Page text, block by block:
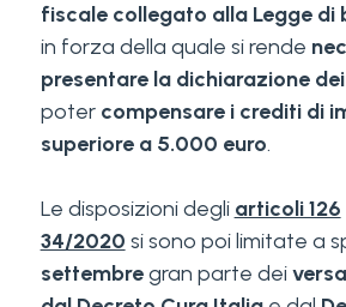
fiscale collegato alla Legge di
in forza della quale si rende
presentare la dichiarazione
poter compensare i crediti di
superiore a 5.000 euro.
Le disposizioni degli articoli 126
34/2020 si sono poi limitate a
settembregran parte dei